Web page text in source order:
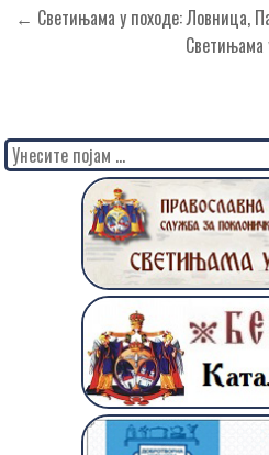
Кретање
← Светињама у походе: Ловница,
Search
for: